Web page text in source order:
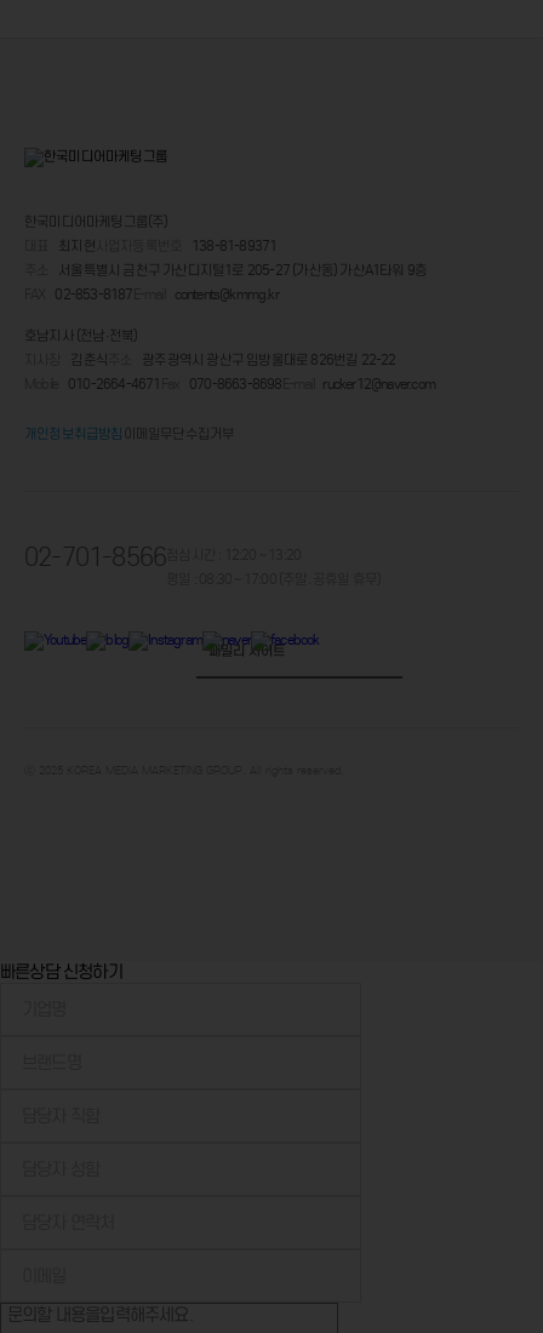
한국미디어마케팅그룹(주)
최지현
138-81-89371
서울특별시 금천구 가산디지털1로 205-27 (가산동) 가산A1타워 9층
02-853-8187 contents@kmmg.kr
호남지사 (전남·전북)
김춘식
광주광역시 광산구 임방울대로 826번길 22-22
010-2664-4671 070-8663-8698 rucker12@naver.com
개인정보취급방침 이메일무단수집거부
02-701-8566
빠른상담 신청하기